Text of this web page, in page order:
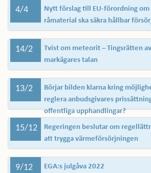
4/4
Nytt förslag till EU-förordning
råmaterial ska säkra hållbar
14/2
Tvist om meteorit – Tingsrätten
markägares talan
13/2
Börjar bilden klarna kring
reglera anbudsgivares
offentliga upphandlingar?
15/12
Regeringen beslutar om
att trygga värmeförsörjningen
9/12 EGA:s julgåva 2022